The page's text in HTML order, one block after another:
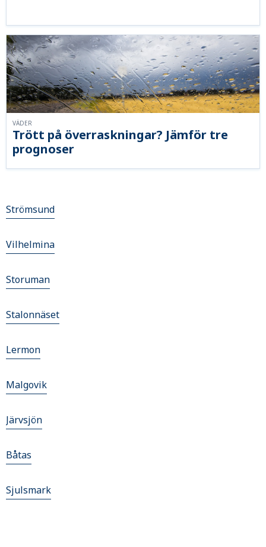
Trött på överraskningar? Jämför tre
prognoser
VÄDER
Strömsund
Vilhelmina
Storuman
Stalonnäset
Lermon
Malgovik
Järvsjön
Båtas
Sjulsmark